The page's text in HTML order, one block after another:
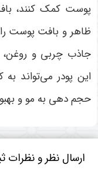
پوست کمک کنند،
ظاهر و بافت پوست
جاذب چربی و روغن،
این پودر می‌تواند
حجم دهی به مو و
ارسال نظر و نظرات